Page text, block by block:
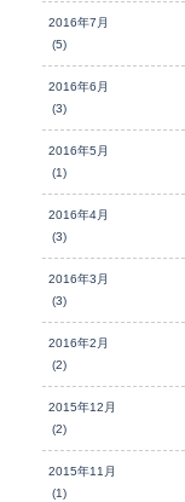
2016年7月
(5)
2016年6月
(3)
2016年5月
(1)
2016年4月
(3)
2016年3月
(3)
2016年2月
(2)
2015年12月
(2)
2015年11月
(1)